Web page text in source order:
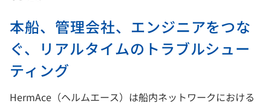
本船、管理会社、エンジニアをつな
ぐ、リアルタイムのトラブルシュー
ティング
HermAce（ヘルムエース）は船内ネットワークにおける